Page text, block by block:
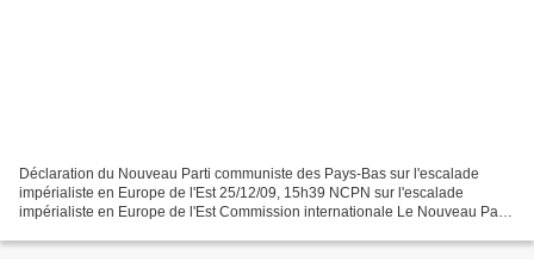
Déclaration du Nouveau Parti communiste des Pays-Bas sur l'escalade
impérialiste en Europe de l'Est 25/12/09, 15h39 NCPN sur l'escalade
impérialiste en Europe de l'Est Commission internationale Le Nouveau Parti